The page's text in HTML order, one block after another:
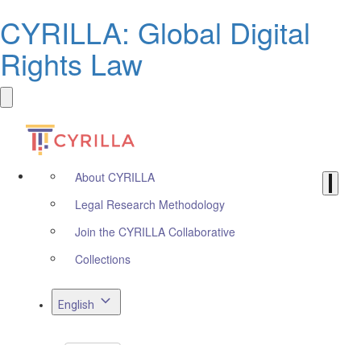
CYRILLA: Global Digital
Rights Law
About CYRILLA
Legal Research Methodology
Join the CYRILLA Collaborative
Collections
English